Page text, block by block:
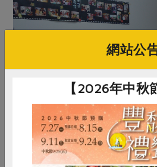
網站公
【2026年中秋